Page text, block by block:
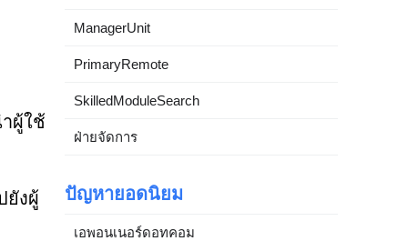
ผู้ใช้
ยังผู้
ManagerUnit
PrimaryRemote
SkilledModuleSearch
ฝ่ายจัดการ
ปัญหายอดนิยม
เอพอนเนอร์ดอทคอม